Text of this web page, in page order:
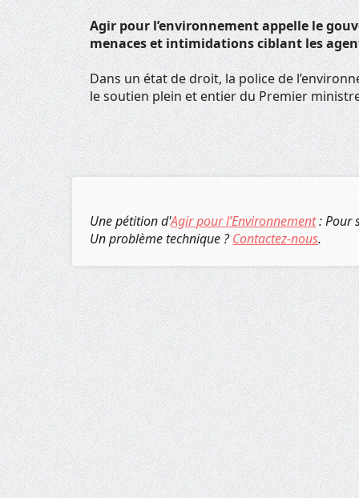
Agir pour l’environnement appelle le
menaces et intimidations ciblant les
Dans un état de droit, la police de
le soutien plein et entier du Premier
Une pétition d'Agir pour l’Environnement: Pour
Un problème technique ?Contactez-nous.